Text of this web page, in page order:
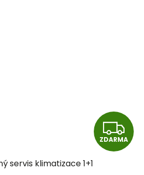
Z
D
ZDARMA
servis klimatizace 1+1